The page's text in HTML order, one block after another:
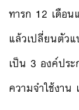
ทารก 12 เดือ
แล้วเปลี่ยนตัว
เป็น 3 องค์ปร
ความจำใช้งา